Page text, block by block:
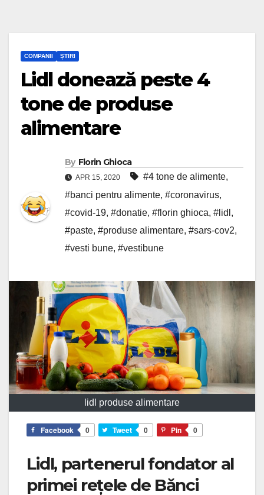
COMPANII ȘTIRI
Lidl donează peste 4
tone de produse
alimentare
By Florin Ghioca
APR 15, 2020 #4 tone de alimente,
#banci pentru alimente, #coronavirus,
#covid-19, #donatie, #florin ghioca, #lidl ,
#paste, #produse alimentare, #sars-cov2,
#vesti bune, #vestibune
lidl produse alimentare
Facebook 0 Tweet 0 Pin 0
Lidl, partenerul fondator al
primei rețele de Bănci